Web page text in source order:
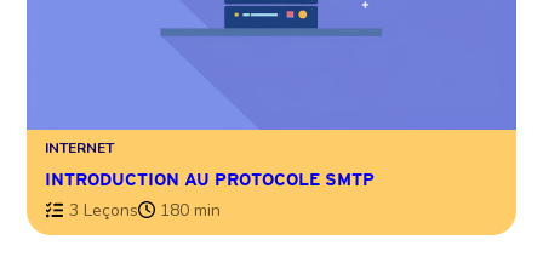
INTERNET
INTRODUCTION AU PROTOCOLE SMTP
3 Leçons 180 min